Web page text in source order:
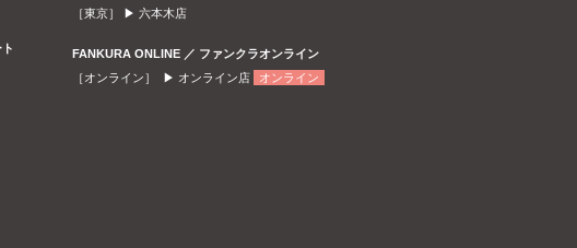
［東京］ ▶ 六本木店
FANKURA ONLINE ／ ファンクラオンライン
［オンライン］ ▶ オンライン店 オンライン